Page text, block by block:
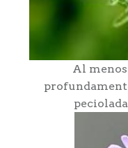
Al